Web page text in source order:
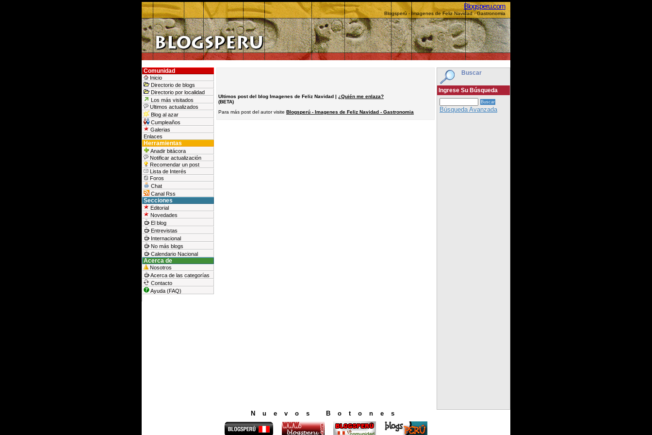
Blogsperu.com
Blogsperú - Imagenes de Feliz Navidad - Gastronomia
Buscar
Ingrese Su Búsqueda
Búsqueda Avanzada
Comunidad
Inicio
Directorio de blogs
Directorio por localidad
Los más visitados
Ultimos actualizados
Blog al azar
Cumpleaños
Galerias
Enlaces
Herramientas
Anadir bitácora
Notificar actualización
Recomendar un post
Lista de Interés
Foros
Chat
Canal Rss
Secciones
Editorial
Novedades
El blog
Entrevistas
Internacional
No más blogs
Calendario Nacional
Acerca de
Nosotros
Acerca de las categorías
Contacto
Ayuda (FAQ)
Ultimos post del blog Imagenes de Feliz Navidad | ¿Quién me enlaza?
(BETA)
Para más post del autor visite Blogsperú - Imagenes de Feliz Navidad - Gastronomia
Nuevos Botones